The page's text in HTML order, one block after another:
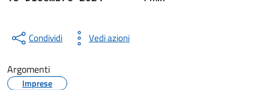
Condividi Vedi azioni
Argomenti
Imprese